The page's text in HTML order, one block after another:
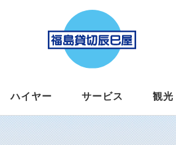
ハイヤー サービス 観光